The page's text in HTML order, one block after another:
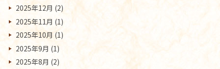
2025年12月 (2)
2025年11月 (1)
2025年10月 (1)
2025年9月 (1)
2025年8月 (2)